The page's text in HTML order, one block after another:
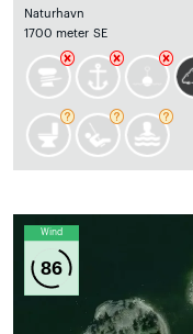
Naturhavn
1700 meter SE
Wind
86